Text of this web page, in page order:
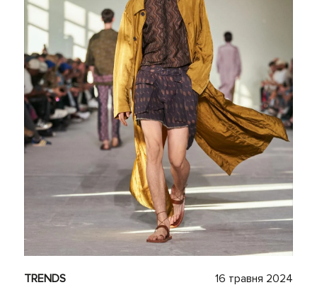
TRENDS 16 травня 2024